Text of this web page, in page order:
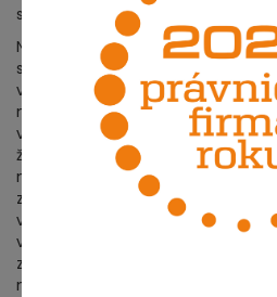
samotné žaloby.
Na tomto místě je zatím
shora uvedených rozhodnutí
vysledovat nějakou jednotnou
náhrady újmy. Soud přiznal
ve výši 5 000 EUR, ačkoliv v
žalobci reálně nevznikla
mylného odeslání citlivých
značném rozsahu naopak soud
výklad pojmu újma a
v odůvodnění tím, že zdravotní
zaslala ke svému štěstí do
nikdo nepoužíval.